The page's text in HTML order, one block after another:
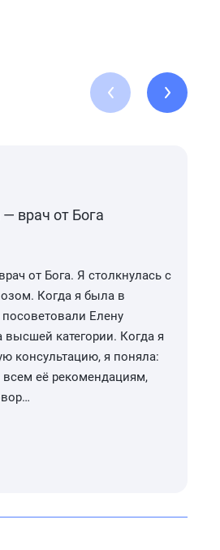
врач от Бога
от Бога. Я столкнулась с
Когда я была в
Елену
высшей категории. Когда я
консультацию, я поняла:
всем её рекомендациям,